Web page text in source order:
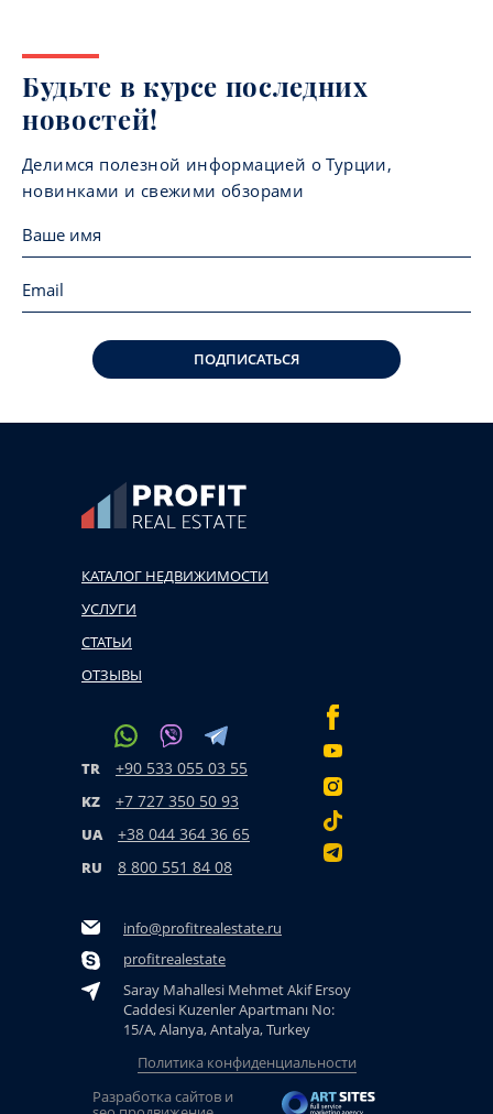
Будьте в курсе последних
новостей!
Делимся полезной информацией о Турции,
новинками и свежими обзорами
ПОДПИСАТЬСЯ
КАТАЛОГ НЕДВИЖИМОСТИ
УСЛУГИ
СТАТЬИ
ОТЗЫВЫ
TR +90 533 055 03 55
KZ +7 727 350 50 93
UA +38 044 364 36 65
RU 8 800 551 84 08
info@profitrealestate.ru
profitrealestate
Saray Mahallesi Mehmet Akif Ersoy
Caddesi Kuzenler Apartmanı No:
15/A, Alanya, Antalya, Turkey
Политика конфиденциальности
Разработка сайтов и